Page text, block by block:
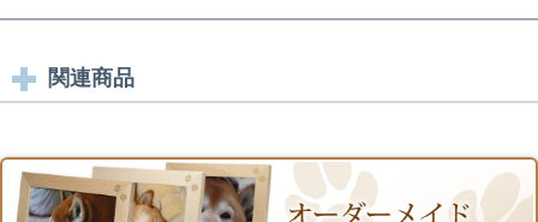
関連商品